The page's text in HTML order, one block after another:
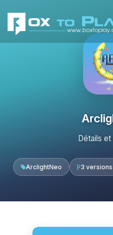
Détails et
ArclightNeo 3 versions